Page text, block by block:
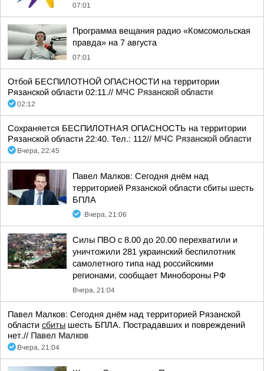
07:01
Программа вещания радио «Комсомольская
правда» на 7 августа
07:01
Отбой БЕСПИЛОТНОЙ ОПАСНОСТИ на территории
Рязанской области 02:11.// МЧС Рязанской области
02:12
Сохраняется БЕСПИЛОТНАЯ ОПАСНОСТЬ на территории
Рязанской области 22:40. Тел.: 112// МЧС Рязанской области
Вчера, 22:45
Павел Малков: Сегодня днём над
территорией Рязанской области сбиты шесть
БПЛА
Вчера, 21:06
Силы ПВО с 8.00 до 20.00 перехватили и
уничтожили 281 украинский беспилотник
самолетного типа над российскими
регионами, сообщает Минобороны РФ
Вчера, 21:04
Павел Малков: Сегодня днём над территорией Рязанской
области сбиты шесть БПЛА. Пострадавших и повреждений
нет.// Павел Малков
Вчера, 21:04